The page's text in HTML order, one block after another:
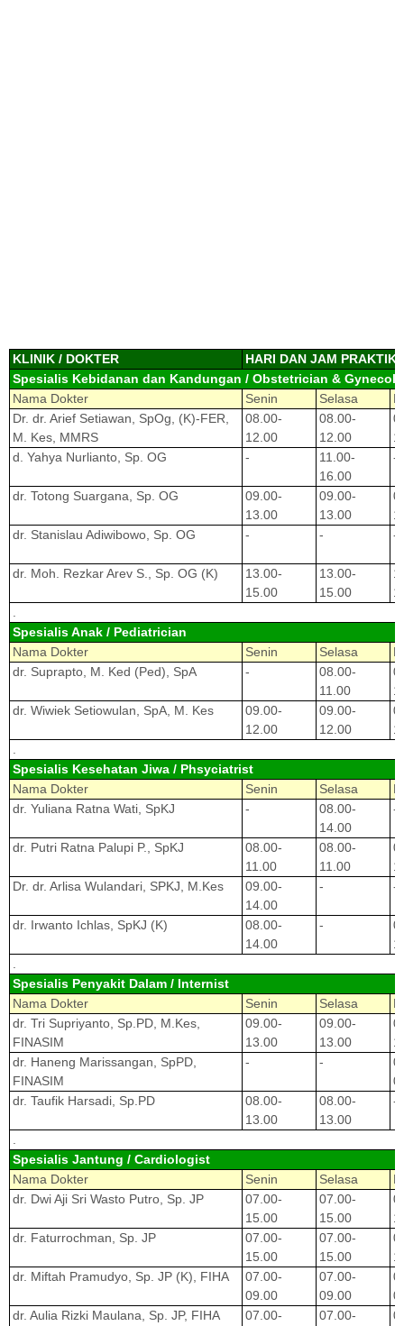
KLINIK / DOKTER
HARI DAN JAM PRAKTIK
Spesialis Kebidanan dan Kandungan / Obstetrician &
Nama Dokter
Senin Selasa
Dr. dr. Arief Setiawan, SpOg, (K)-FER,
M. Kes, MMRS
08.00-
12.00
08.00-
12.00
d. Yahya Nurlianto, Sp. OG
-
11.00-
16.00
-
dr. Totong Suargana, Sp. OG
09.00-
13.00
09.00-
13.00
dr. Stanislau Adiwibowo, Sp. OG
- - -
dr. Moh. Rezkar Arev S., Sp. OG (K)
13.00-
15.00
13.00-
15.00
Spesialis Anak / Pediatrician
Nama Dokter
Senin Selasa
dr. Suprapto, M. Ked (Ped), SpA
-
08.00-
11.00
dr. Wiwiek Setiowulan, SpA, M. Kes
09.00-
12.00
09.00-
12.00
Spesialis Kesehatan Jiwa / Phsyciatrist
Nama Dokter
Senin Selasa
dr. Yuliana Ratna Wati, SpKJ
-
08.00-
14.00
-
dr. Putri Ratna Palupi P., SpKJ
08.00-
11.00
08.00-
11.00
Dr. dr. Arlisa Wulandari, SPKJ, M.Kes
09.00-
14.00
- -
dr. Irwanto Ichlas, SpKJ (K)
08.00-
14.00
-
Spesialis Penyakit Dalam / Internist
Nama Dokter
Senin Selasa
dr. Tri Supriyanto, Sp.PD, M.Kes,
FINASIM
09.00-
13.00
09.00-
13.00
dr. Haneng Marissangan, SpPD,
FINASIM
- -
dr. Taufik Harsadi, Sp.PD
08.00-
13.00
08.00-
13.00
-
Spesialis Jantung / Cardiologist
Nama Dokter
Senin Selasa
dr. Dwi Aji Sri Wasto Putro, Sp. JP
07.00-
15.00
07.00-
15.00
dr. Faturrochman, Sp. JP
07.00-
15.00
07.00-
15.00
dr. Miftah Pramudyo, Sp. JP (K), FIHA
07.00-
09.00
07.00-
09.00
dr. Aulia Rizki Maulana, Sp. JP, FIHA
07.00-
07.00-